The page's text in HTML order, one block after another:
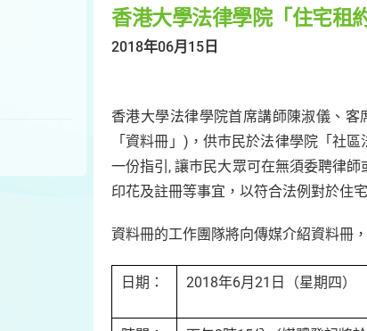
香港大學法律學院「住宅租
2018年06月15日
香港大學法律學院首席講師陳淑儀、
「資料冊」)，供巿民於法律學院「社
一份指引, 讓巿民大眾可在無須委聘律
印花及註冊等事宜，以符合法例對於住
資料冊的工作團隊將向傳媒介紹資料冊
日期： 2018年6月21日（星期四）